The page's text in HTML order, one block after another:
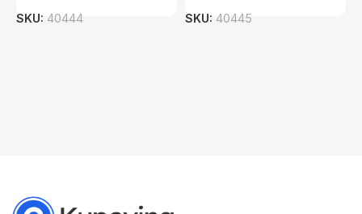
SKU: 40444 SKU: 40445